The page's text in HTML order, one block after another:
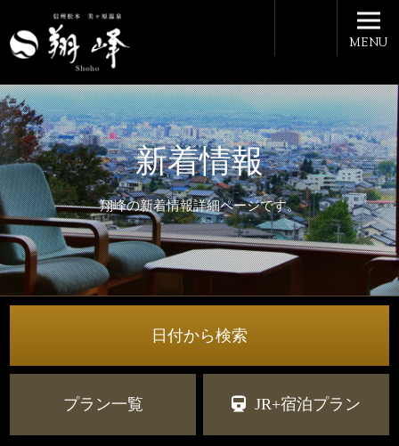
新着情報
翔峰の新着情報詳細ページです。
MENU
日付から検索
プラン一覧 JR+宿泊プラン